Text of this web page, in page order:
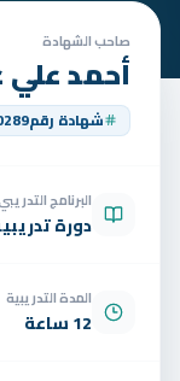
الأمان
تواصل
الوظائف
صاحب الشهادة
أحمد
شهادة رقم
البرنامج
دورة
المدة التدريبية
12 ساعة